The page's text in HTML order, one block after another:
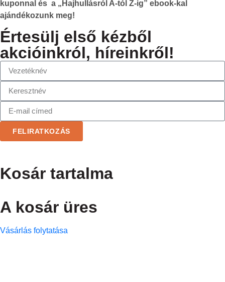
kuponnal és a „Hajhullásról A-tól Z-ig” ebook-kal
ajándékozunk meg!
Értesülj első kézből
akcióinkról, híreinkről!
FELIRATKOZÁS
Kosár tartalma
A kosár üres
Vásárlás folytatása